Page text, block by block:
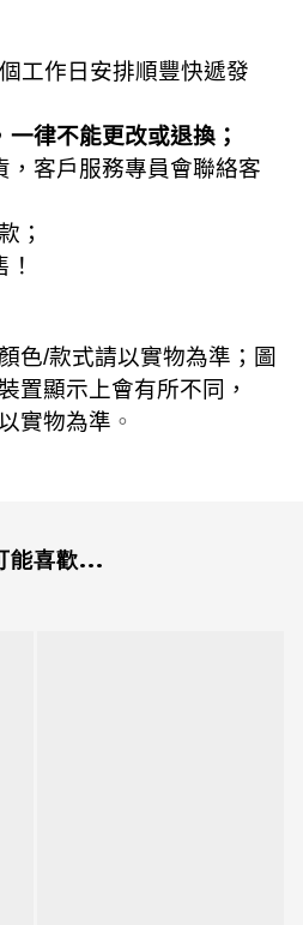
個工作日安排順豐快遞發
一律不能更改或退換；
，客戶服務專員會聯絡客
；
色/款式請以實物為準 ； 圖
置顯示上會有所不同，
實物為準 。
能喜歡...